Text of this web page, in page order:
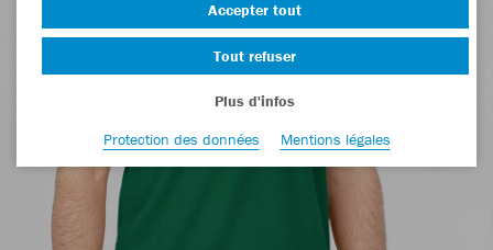
Accepter tout
Tout refuser
Plus d'infos
Protection des données
Mentions légales